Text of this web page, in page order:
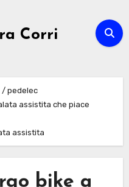
Corri
/ pedelec
assistita che piace
assistita
bike a